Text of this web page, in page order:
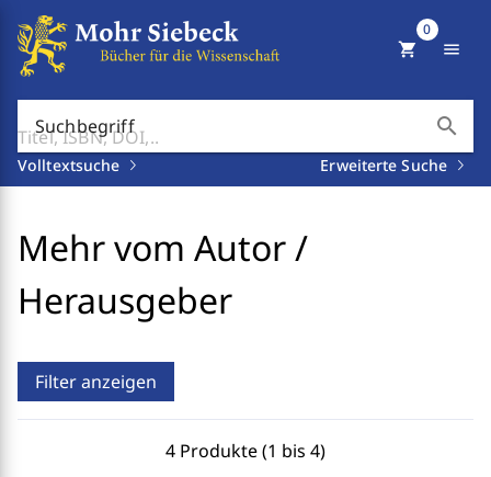
Suchbegriff search
Volltextsuche Erweiterte Suche
shopping_cart
0
menu
Mehr vom Autor /
Herausgeber
Filter anzeigen
4 Produkte (1 bis 4)